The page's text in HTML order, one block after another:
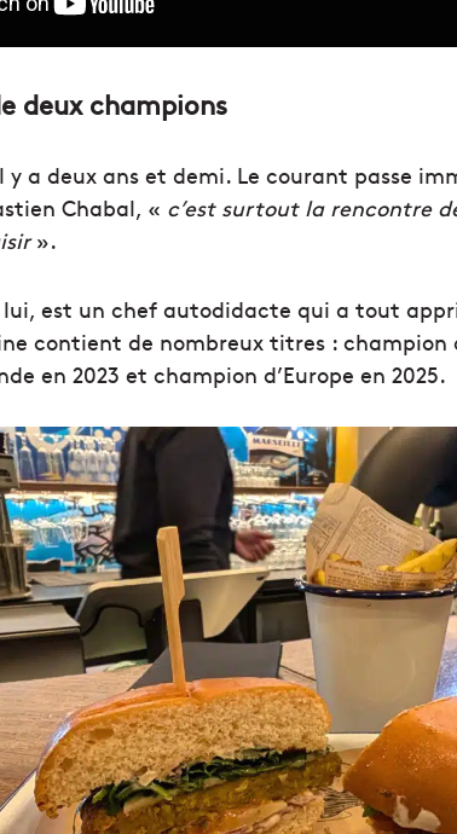
deux champions
y a deux ans et demi. Le courant passe
Chabal, « c’est surtout la rencontre
».
est un chef autodidacte qui a tout
contient de nombreux titres : champion
en 2023 et champion d’Europe en 2025.